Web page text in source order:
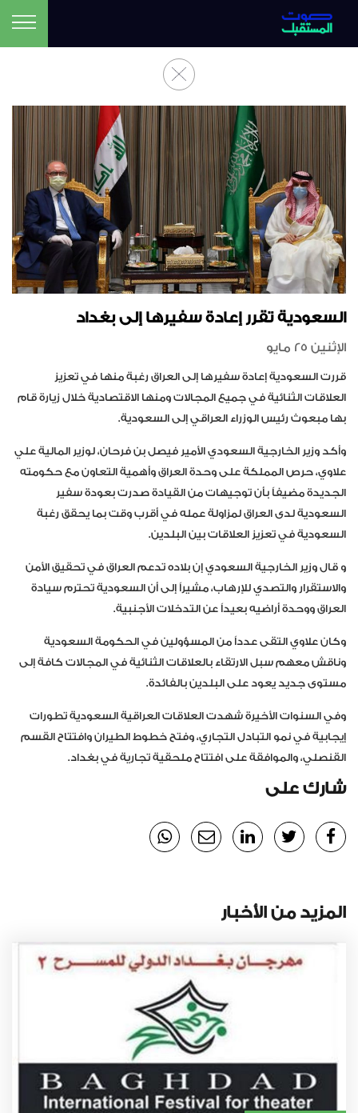
السعودية تقرر إعادة سفيرها إلى بغداد
الإثنين 25 مايو
قررت السعودية إعادة سفيرها إلى العراق رغبة منها في تعزيز
العلاقات الثنائية في جميع المجالات ومنها الاقتصادية خلال زيارة قام
بها مبعوث رئيس الوزراء العراقي إلى السعودية.
وأكد وزير الخارجية السعودي الأمير فيصل بن فرحان، لوزير المالية علي
علاوي، حرص المملكة على وحدة العراق وأهمية التعاون مع حكومته
الجديدة مضيفاً بأن توجيهات من القيادة صدرت بعودة سفير
السعودية لدى العراق لمزاولة عمله في أقرب وقت بما يحقق رغبة
السعودية في تعزيز العلاقات بين البلدين.
و قال وزير الخارجية السعودي إن بلاده تدعم العراق في تحقيق الأمن
والاستقرار والتصدي للإرهاب، مشيراً إلى أن السعودية تحترم سيادة
العراق ووحدة أراضيه بعيداً عن التدخلات الأجنبية.
وكان علاوي التقى عدداً من المسؤولين في الحكومة السعودية
وناقش معهم سبل الارتقاء بالعلاقات الثنائية في المجالات كافة إلى
مستوى جديد يعود على البلدين بالفائدة.
وفي السنوات الأخيرة شهدت العلاقات العراقية السعودية تطورات
إيجابية في نمو التبادل التجاري، وفتح خطوط الطيران وافتتاح القسم
القنصلي، والموافقة على افتتاح ملحقية تجارية في بغداد.
شارك على
المزيد من الأخبار